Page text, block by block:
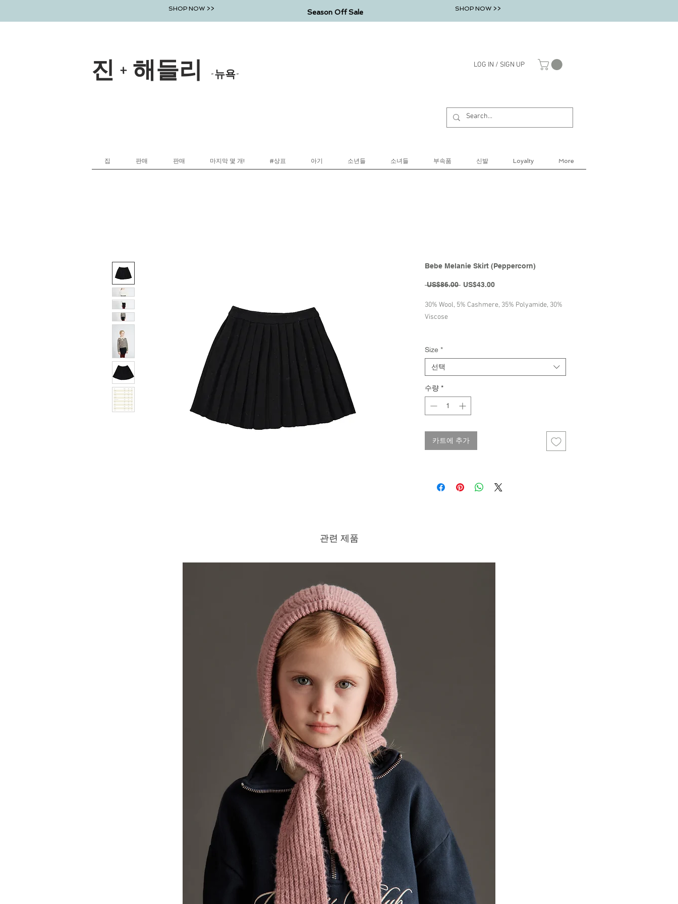
SHOP NOW >> Season Off Sale SHOP NOW >>
진 + 해들리 -뉴욕-
LOG IN / SIGN UP
집 판매 판매 마지막 몇 개! #상표 아기 소년들 소녀들 부속품 신발 Loyalty More
Bebe Melanie Skirt (Peppercorn)
US$86.00 일
가
US$43.00할
30% Wool, 5% Cashmere, 35% Polyamide, 30%
Viscose
Size *
선택
수량 *
카트에 추가
관련 제품